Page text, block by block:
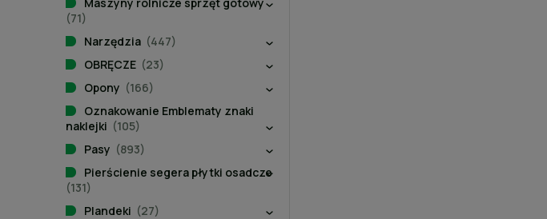
(71)
Narzędzia (447)
OBRĘCZE (23)
Opony (166)
Oznakowanie Emblematy znaki
naklejki (105)
Pasy (893)
Pierścienie segera płytki osadcze
(131)
Plandeki (27)